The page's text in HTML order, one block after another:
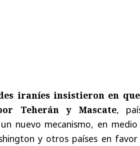
iraníes insistieron en
Teherán y Mascate,
nuevo mecanismo, en medio
y otros países en favor